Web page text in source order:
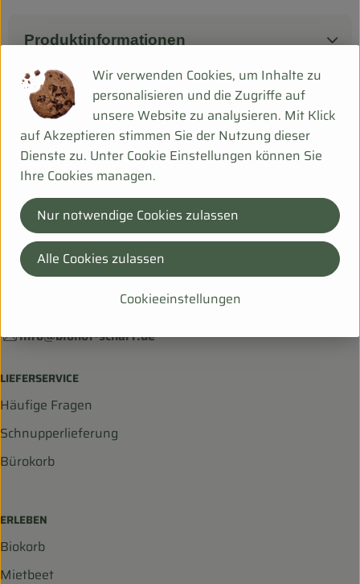
Produktinformationen
Herkunft
Hersteller: BII
Griechenland
Bei Fragen helfen wir Dir gerne weiter!
Hanfsack 50b,
info@biohof-scharf.de
LIEFERSERVICE
Häufige Fragen
Schnupperlieferung
Bürokorb
ERLEBEN
Biokorb
Mietbeet
Wir verwenden Cookies, um Inhalte zu
personalisieren und die Zugriffe auf
unsere Website zu analysieren. Mit Klick
auf Akzeptieren stimmen Sie der Nutzung dieser
Dienste zu. Unter Cookie Einstellungen können Sie
Ihre Cookies managen.
Cookieeinstellungen
Nur notwendige Cookies zulassen
Alle Cookies zulassen